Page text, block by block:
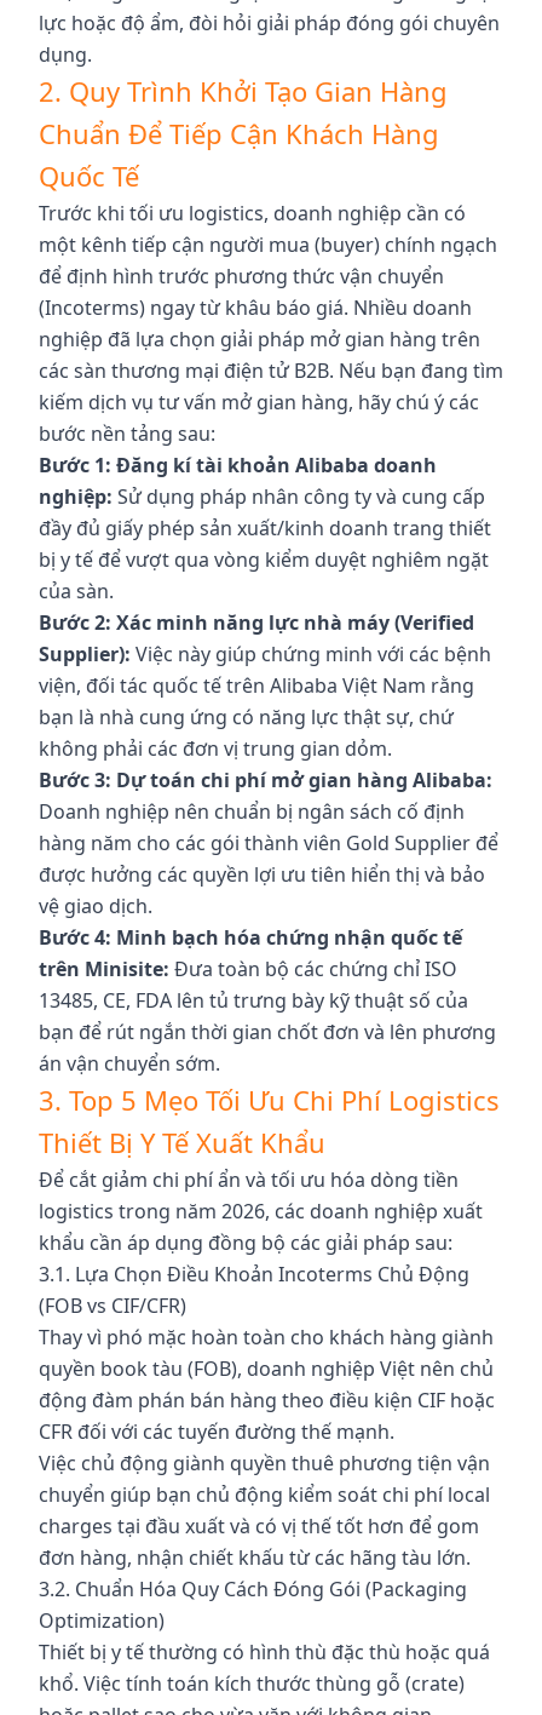
lực hoặc độ ẩm, đòi hỏi giải pháp đóng gói chuyên
dụng.
2. Quy Trình Khởi Tạo Gian Hàng
Chuẩn Để Tiếp Cận Khách Hàng
Quốc Tế
Trước khi tối ưu logistics, doanh nghiệp cần có
một kênh tiếp cận người mua (buyer) chính ngạch
để định hình trước phương thức vận chuyển
(Incoterms) ngay từ khâu báo giá. Nhiều doanh
nghiệp đã lựa chọn giải pháp mở gian hàng trên
các sàn thương mại điện tử B2B. Nếu bạn đang tìm
kiếm dịch vụ tư vấn mở gian hàng, hãy chú ý các
bước nền tảng sau:
Bước 1: Đăng kí tài khoản Alibaba doanh
nghiệp: Sử dụng pháp nhân công ty và cung cấp
đầy đủ giấy phép sản xuất/kinh doanh trang thiết
bị y tế để vượt qua vòng kiểm duyệt nghiêm ngặt
của sàn.
Bước 2: Xác minh năng lực nhà máy (Verified
Supplier): Việc này giúp chứng minh với các bệnh
viện, đối tác quốc tế trên Alibaba Việt Nam rằng
bạn là nhà cung ứng có năng lực thật sự, chứ
không phải các đơn vị trung gian dỏm.
Bước 3: Dự toán chi phí mở gian hàng Alibaba:
Doanh nghiệp nên chuẩn bị ngân sách cố định
hàng năm cho các gói thành viên Gold Supplier để
được hưởng các quyền lợi ưu tiên hiển thị và bảo
vệ giao dịch.
Bước 4: Minh bạch hóa chứng nhận quốc tế
trên Minisite: Đưa toàn bộ các chứng chỉ ISO
13485, CE, FDA lên tủ trưng bày kỹ thuật số của
bạn để rút ngắn thời gian chốt đơn và lên phương
án vận chuyển sớm.
3. Top 5 Mẹo Tối Ưu Chi Phí Logistics
Thiết Bị Y Tế Xuất Khẩu
Để cắt giảm chi phí ẩn và tối ưu hóa dòng tiền
logistics trong năm 2026, các doanh nghiệp xuất
khẩu cần áp dụng đồng bộ các giải pháp sau:
3.1. Lựa Chọn Điều Khoản Incoterms Chủ Động
(FOB vs CIF/CFR)
Thay vì phó mặc hoàn toàn cho khách hàng giành
quyền book tàu (FOB), doanh nghiệp Việt nên chủ
động đàm phán bán hàng theo điều kiện CIF hoặc
CFR đối với các tuyến đường thế mạnh.
Việc chủ động giành quyền thuê phương tiện vận
chuyển giúp bạn chủ động kiểm soát chi phí local
charges tại đầu xuất và có vị thế tốt hơn để gom
đơn hàng, nhận chiết khấu từ các hãng tàu lớn.
3.2. Chuẩn Hóa Quy Cách Đóng Gói (Packaging
Optimization)
Thiết bị y tế thường có hình thù đặc thù hoặc quá
khổ. Việc tính toán kích thước thùng gỗ (crate)